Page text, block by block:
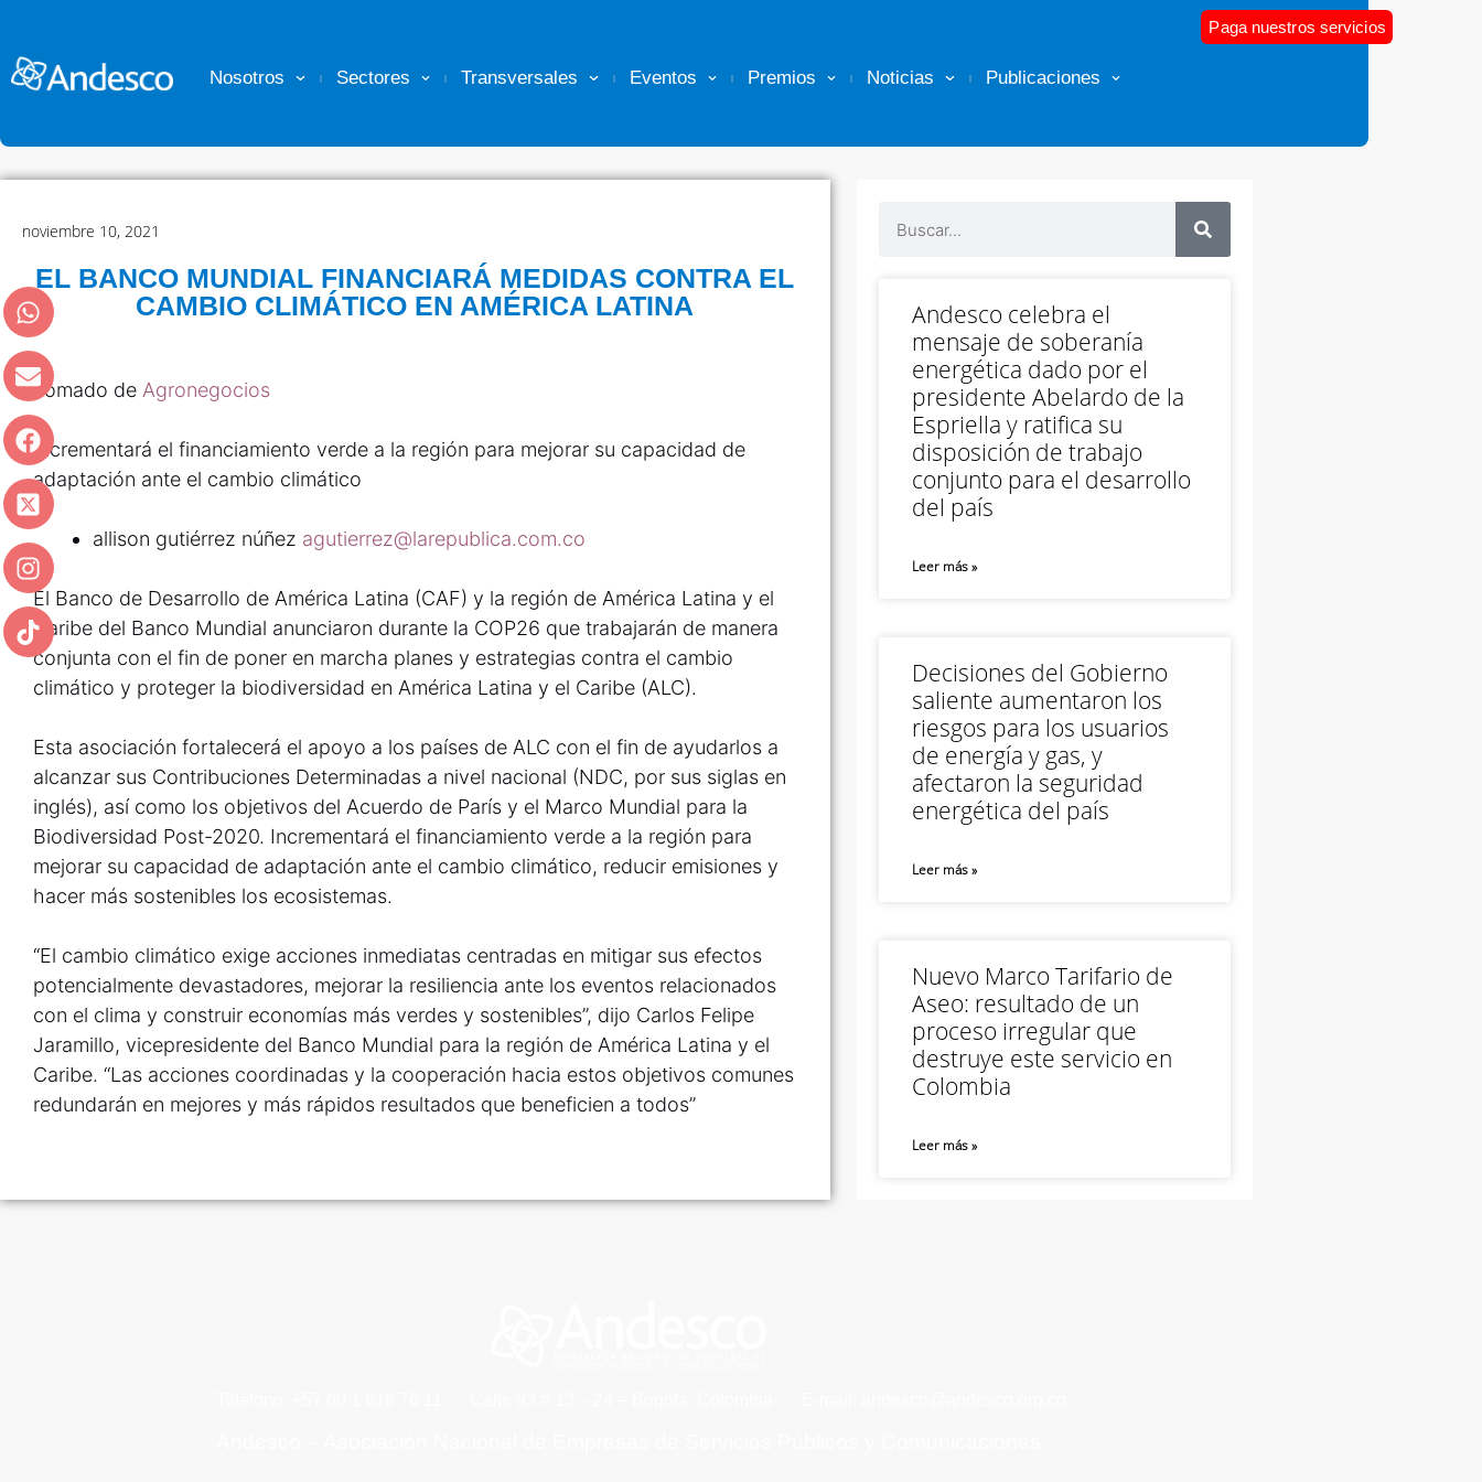
Nosotros Sectores Transversales Eventos Premios Noticias Publicaciones
Paga nuestros servicios
noviembre 10, 2021
EL BANCO MUNDIAL FINANCIARÁ MEDIDAS CONTRA EL
CAMBIO CLIMÁTICO EN AMÉRICA LATINA
Tomado de Agronegocios
Incrementará el financiamiento verde a la región para mejorar su capacidad de
adaptación ante el cambio climático
allison gutiérrez núñez agutierrez@larepublica.com.co
El Banco de Desarrollo de América Latina (CAF) y la región de América Latina y el
Caribe del Banco Mundial anunciaron durante la COP26 que trabajarán de manera
conjunta con el fin de poner en marcha planes y estrategias contra el cambio
climático y proteger la biodiversidad en América Latina y el Caribe (ALC).
Esta asociación fortalecerá el apoyo a los países de ALC con el fin de ayudarlos a
alcanzar sus Contribuciones Determinadas a nivel nacional (NDC, por sus siglas en
inglés), así como los objetivos del Acuerdo de París y el Marco Mundial para la
Biodiversidad Post-2020. Incrementará el financiamiento verde a la región para
mejorar su capacidad de adaptación ante el cambio climático, reducir emisiones y
hacer más sostenibles los ecosistemas.
“El cambio climático exige acciones inmediatas centradas en mitigar sus efectos
potencialmente devastadores, mejorar la resiliencia ante los eventos relacionados
con el clima y construir economías más verdes y sostenibles”, dijo Carlos Felipe
Jaramillo, vicepresidente del Banco Mundial para la región de América Latina y el
Caribe. “Las acciones coordinadas y la cooperación hacia estos objetivos comunes
redundarán en mejores y más rápidos resultados que beneficien a todos”
Andesco celebra el
mensaje de soberanía
energética dado por el
presidente Abelardo de la
Espriella y ratifica su
disposición de trabajo
conjunto para el desarrollo
del país
Leer más »
Decisiones del Gobierno
saliente aumentaron los
riesgos para los usuarios
de energía y gas, y
afectaron la seguridad
energética del país
Leer más »
Nuevo Marco Tarifario de
Aseo: resultado de un
proceso irregular que
destruye este servicio en
Colombia
Leer más »